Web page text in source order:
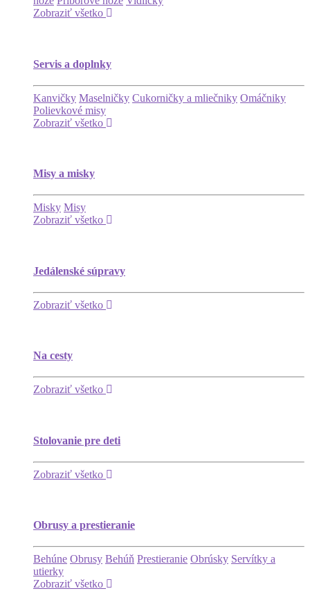
Zobraziť všetko
Servis a doplnky
Kanvičky Maselničky Cukorničky a mliečniky Omáčniky
Polievkové misy
Zobraziť všetko
Misy a misky
Misky Misy
Zobraziť všetko
Jedálenské súpravy
Zobraziť všetko
Na cesty
Zobraziť všetko
Stolovanie pre deti
Zobraziť všetko
Obrusy a prestieranie
Behúne Obrusy Behúň Prestieranie Obrúsky Servítky a
utierky
Zobraziť všetko